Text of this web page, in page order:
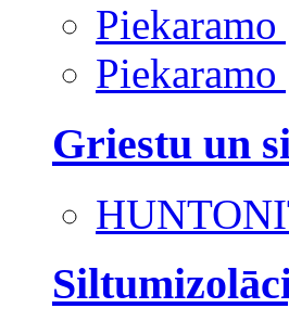
Griestu un